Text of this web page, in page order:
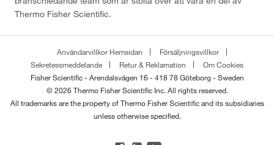
Thermo Fisher Scientific.
Användarvillkor Hemsidan
Försäljningsvillkor
Sekretessmeddelande
Retur & Reklamation
Om Cookies
Fisher Scientific - Arendalsvägen 16 - 418 78 Göteborg - Sweden
© 2026 Thermo Fisher Scientific Inc. All rights reserved.
All trademarks are the property of Thermo Fisher Scientific and its subsidiaries
unless otherwise specified.